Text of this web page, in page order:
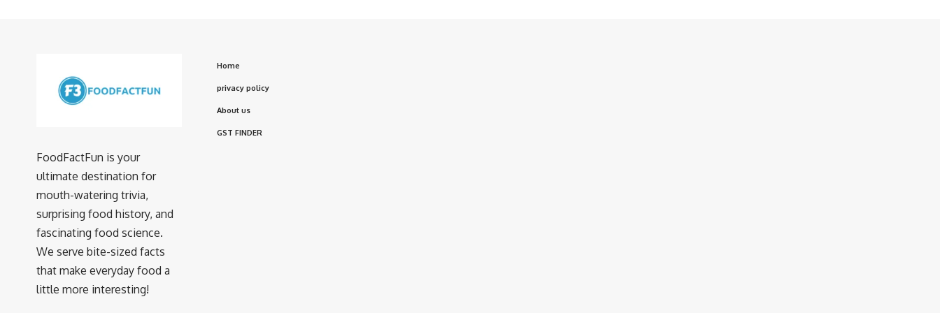
FoodFactFun is your
ultimate destination for
mouth-watering trivia,
surprising food history, and
fascinating food science.
We serve bite-sized facts
that make everyday food a
little more interesting!
Home
privacy policy
About us
GST FINDER